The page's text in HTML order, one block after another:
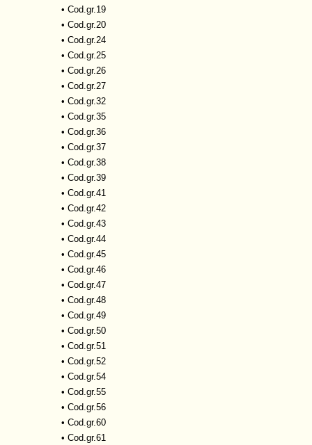
• Cod.gr.19
• Cod.gr.20
• Cod.gr.24
• Cod.gr.25
• Cod.gr.26
• Cod.gr.27
• Cod.gr.32
• Cod.gr.35
• Cod.gr.36
• Cod.gr.37
• Cod.gr.38
• Cod.gr.39
• Cod.gr.41
• Cod.gr.42
• Cod.gr.43
• Cod.gr.44
• Cod.gr.45
• Cod.gr.46
• Cod.gr.47
• Cod.gr.48
• Cod.gr.49
• Cod.gr.50
• Cod.gr.51
• Cod.gr.52
• Cod.gr.54
• Cod.gr.55
• Cod.gr.56
• Cod.gr.60
• Cod.gr.61